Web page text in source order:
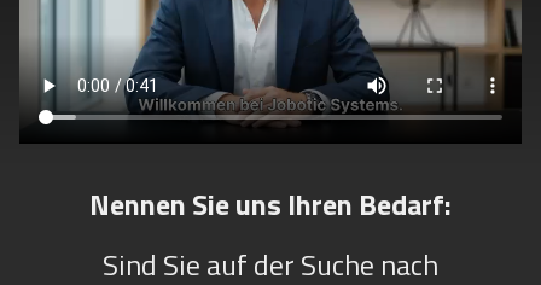
Nennen Sie uns Ihren Bedarf:
Sind Sie auf der Suche nach